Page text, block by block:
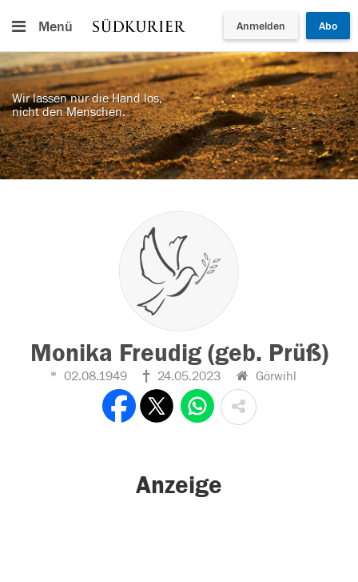
Menü Anmelden Abo
Wir lassen nur die Hand los,
nicht den Menschen.
Monika Freudig (geb. Prüß)
02.08.1949 24.05.2023 Görwihl
Anzeige